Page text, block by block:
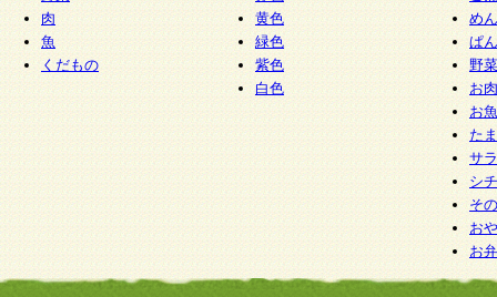
肉
魚
くだもの
黄色
緑色
紫色
白色
めん
ぱん
野
お
お
た
サ
シ
そ
お
お